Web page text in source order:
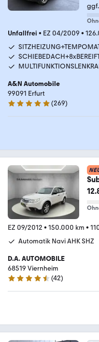
Unfallfrei • EZ 04/2009 •
A&N Automobile
99091 Erfurt
4.9 Sterne
(269)
EZ 09/2012 • 150.000 km •
Automatik Navi AHK SHZ
D.A. AUTOMOBILE
68519 Viernheim
4.6 Sterne
(42)